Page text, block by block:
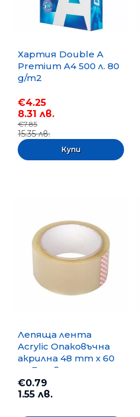
Хартия Double A
Premium A4 500 л. 80
g/m2
€4.25
8.31 лв.
€7.85
15.35 лв.
Лепяща лента
Acrylic Опаковъчна
акрилна 48 mm x 60
m, Безцветна
€0.79
1.55 лв.